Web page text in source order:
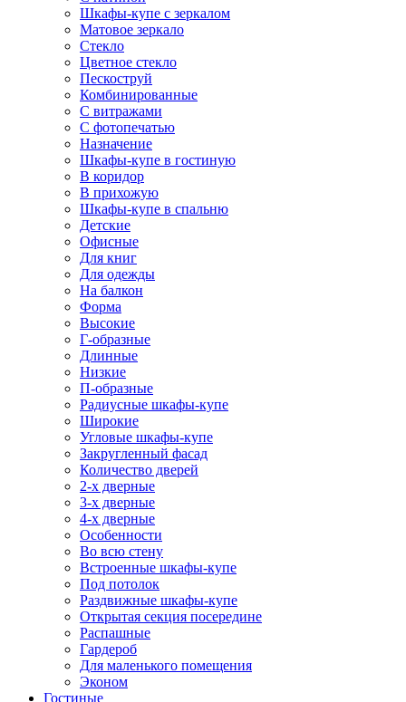
Шкафы-купе с зеркалом
Матовое зеркало
Стекло
Цветное стекло
Пескоструй
Комбинированные
С витражами
С фотопечатью
Назначение
Шкафы-купе в гостиную
В коридор
В прихожую
Шкафы-купе в спальню
Детские
Офисные
Для книг
Для одежды
На балкон
Форма
Высокие
Г-образные
Длинные
Низкие
П-образные
Радиусные шкафы-купе
Широкие
Угловые шкафы-купе
Закругленный фасад
Количество дверей
2-х дверные
3-х дверные
4-х дверные
Особенности
Во всю стену
Встроенные шкафы-купе
Под потолок
Раздвижные шкафы-купе
Открытая секция посередине
Распашные
Гардероб
Для маленького помещения
Эконом
Гостиные